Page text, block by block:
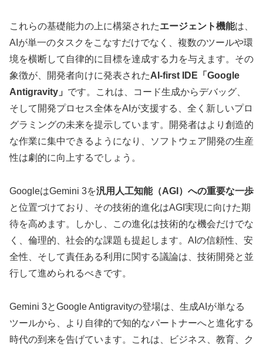
これらの基礎能力の上に構築されたエージェント機能は、
AIが単一のタスクをこなすだけでなく、複数のツールや環
境を横断して自律的に目標を達成する力を与えます。その
象徴が、開発者向けに発表されたAI-first IDE「Google
Antigravity」 です。これは、コード生成からデバッグ、
そして開発プロセス全体をAIが支援する、全く新しいプロ
グラミングの未来を提示しています。開発者はより創造的
な作業に集中できるようになり、ソフトウェア開発の生産
性は劇的に向上するでしょう。
GoogleはGemini 3を汎用人工知能（AGI）への重要な一歩
と位置づけており、その技術的進化はAGI実現に向けた期
待を高めます。しかし、この進化は技術的な機会だけでな
く、倫理的、社会的な課題も提起します。AIの信頼性、安
全性、そして責任ある利用に関する議論は、技術開発と並
行して進められるべきです。
Gemini 3とGoogle Antigravityの登場は、生成AIが単なる
ツールから、より自律的で知的なパートナーへと進化する
時代の到来を告げています。これは、ビジネス、教育、ク